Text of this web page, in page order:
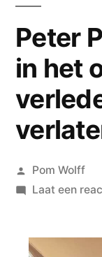
Peter
in het
Geplaatst
door
Pom Wolff
Laat een